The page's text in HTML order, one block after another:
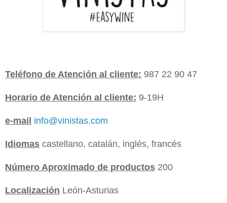
Teléfono de Atención al cliente: 987 22 90 47
Horario de Atención al cliente: 9-19H
e-mail info@vinistas.com
Idiomas castellano, catalán, inglés, francés
Número Aproximado de productos 200
Localización León-Asturias